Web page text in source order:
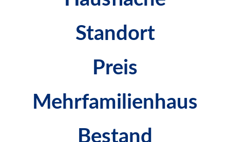
Standort
Preis
Mehrfamilienhaus
Bestand